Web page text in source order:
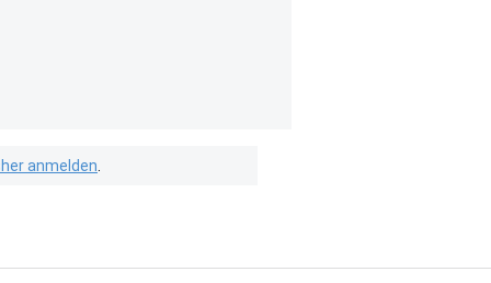
anmelden